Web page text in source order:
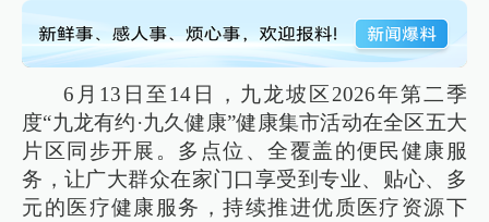
6月13日至14日，九龙坡区2026年第二季
度“九龙有约·九久健康”健康集市活动在全区五大
片区同步开展。多点位、全覆盖的便民健康服
务，让广大群众在家门口享受到专业、贴心、多
元的医疗健康服务，持续推进优质医疗资源下